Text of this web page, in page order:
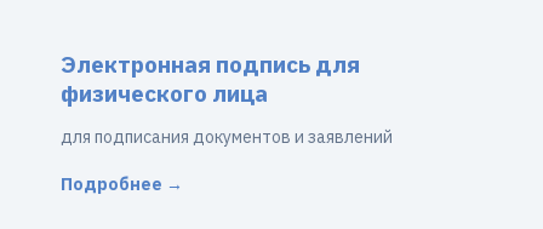
Электронная подпись для
физического лица
для подписания документов и заявлений
Подробнее →